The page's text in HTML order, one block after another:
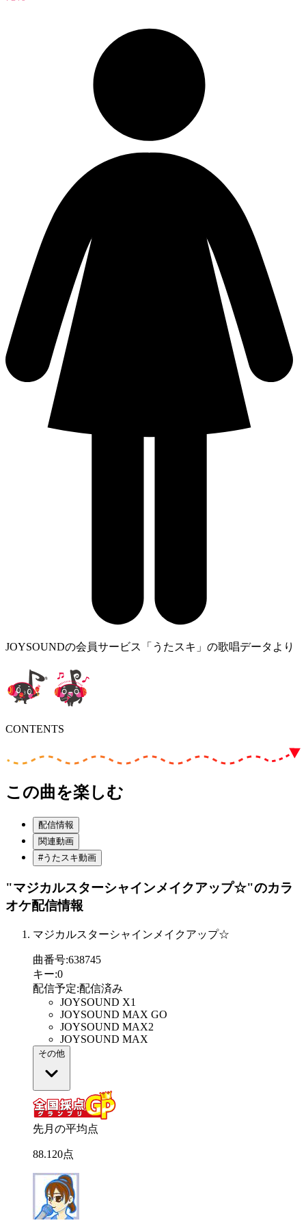
JOYSOUNDの会員サービス「うたスキ」の歌唱データより
CONTENTS
この曲を楽しむ
配信情報
関連動画
#うたスキ動画
"マジカルスターシャインメイクアップ☆"のカラ
オケ配信情報
マジカルスターシャインメイクアップ☆
曲番号:638745
キー:0
配信予定:配信済み
JOYSOUND X1
JOYSOUND MAX GO
JOYSOUND MAX2
JOYSOUND MAX
その他
先月の平均点
88.120点